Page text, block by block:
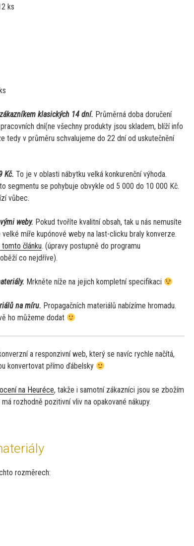
ks
klasických 14 dní. Průměrná doba doručení
dní(ne všechny produkty jsou skladem, blíží info
tedy v průměru schvalujeme do 22 dní od uskutečnění
Kč. To je v oblasti nábytku velká konkurenční výhoda.
segmentu se pohybuje obvykle od 5 000 do 10 000 Kč.
vůbec.
weby. Pokud tvoříte kvalitní obsah, tak u nás nemusíte
míře kupónové weby na last-clicku braly konverze.
článku. (úpravy postupně do programu
co nejdříve).
Mrkněte níže na jejich kompletní specifikaci
na míru. Propagačních materiálů nabízíme hromadu.
ho můžeme dodat
a responzivní web, který se navíc rychle načítá,
konvertovat přímo ďábelsky
na Heuréce, takže i samotní zákazníci jsou se zbožím
rozhodně pozitivní vliv na opakované nákupy.
rozměrech: